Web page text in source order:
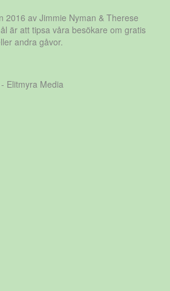
2016 av Jimmie Nyman & Therese
är att tipsa våra besökare om gratis
andra gåvor.
Elitmyra Media